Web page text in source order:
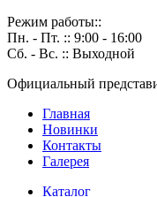
Режим работы::
Пн. - Пт. :: 9:00 - 16:00
Сб. - Вс. :: Выходной
Официальный
Главная
Новинки
Контакты
Галерея
Каталог